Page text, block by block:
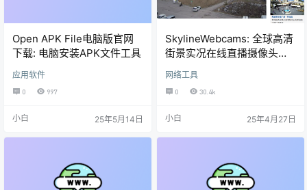
Open APK File电脑版官网
下载: 电脑安装APK文件工具
应用软件
0 997
小白 25年5月14日
SkylineWebcams: 全球高清
街景实况在线直播摄像头网
网络工具
0 30.4k
小白 25年4月27日